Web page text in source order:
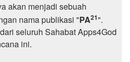
akan menjadi sebuah
nama publikasi "PA21".
seluruh Sahabat Apps4God
ini.